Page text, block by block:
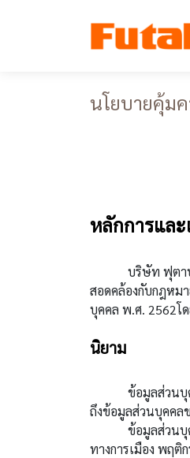
นโยบายคุ้ม
หลักการแล
บริษัท ฟุตาบะ เ
สอดคล้องกับกฎหม
บุคคล พ.ศ. 2562โ
นิยาม
ข้อมูลส่วนบุคคลทั่
ถึงข้อมูลส่วนบุคคล
ข้อมูลส่วนบุคคล
ทางการเมือง พฤ